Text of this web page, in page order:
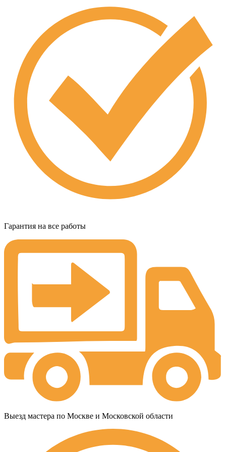
Гарантия на все работы
Выезд мастера по Москве и Московской области